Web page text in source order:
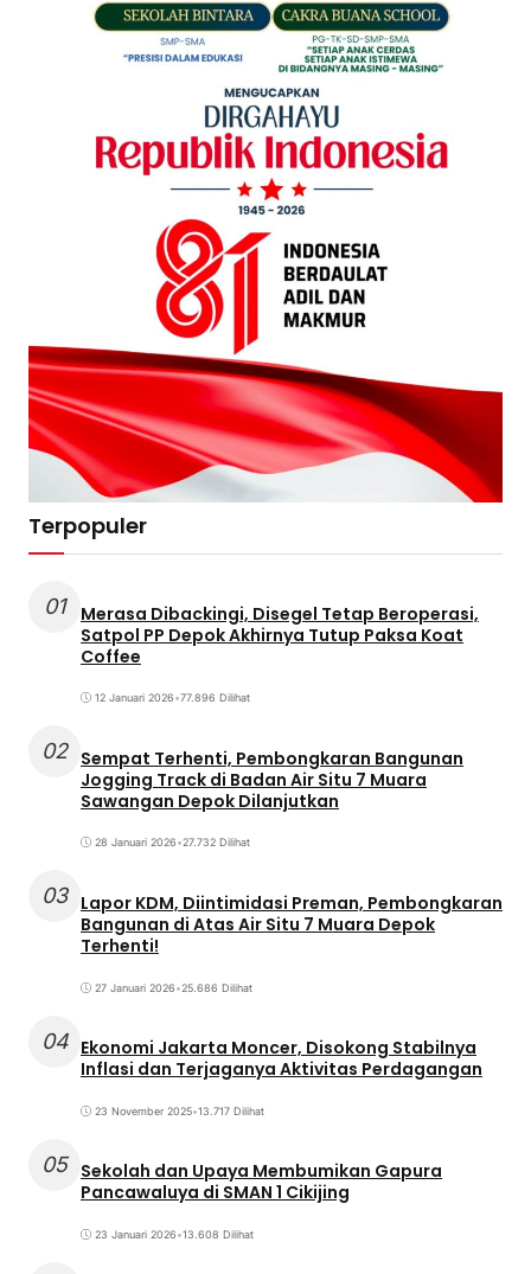
Terpopuler
01
Merasa Dibackingi, Disegel Tetap Beroperasi,
Satpol PP Depok Akhirnya Tutup Paksa Koat
Coffee
12 Januari 2026•77.896 Dilihat
02 Sempat Terhenti, Pembongkaran Bangunan
Jogging Track di Badan Air Situ 7 Muara
Sawangan Depok Dilanjutkan
28 Januari 2026•27.732 Dilihat
03 Lapor KDM, Diintimidasi Preman, Pembongkaran
Bangunan di Atas Air Situ 7 Muara Depok
Terhenti!
27 Januari 2026•25.686 Dilihat
04 Ekonomi Jakarta Moncer, Disokong Stabilnya
Inflasi dan Terjaganya Aktivitas Perdagangan
23 November 2025•13.717 Dilihat
05 Sekolah dan Upaya Membumikan Gapura
Pancawaluya di SMAN 1 Cikijing
23 Januari 2026•13.608 Dilihat